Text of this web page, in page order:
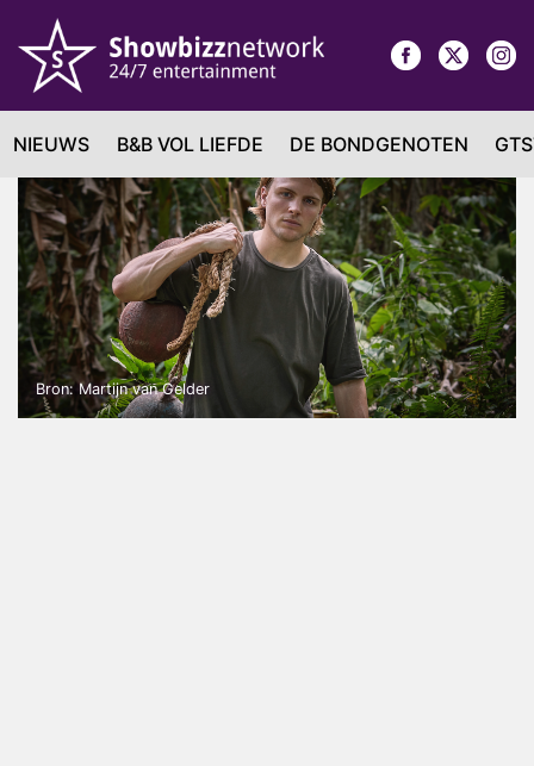
NIEUWS B&B VOL LIEFDE DE BONDGENOTEN
Bron: Martijn van Gelder